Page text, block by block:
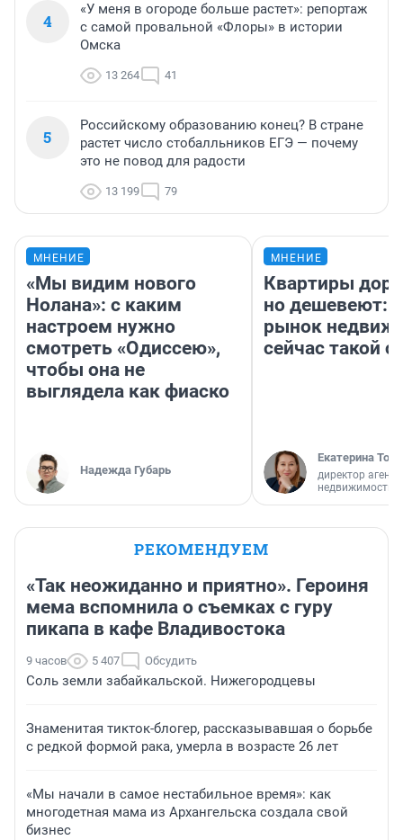
4
«У меня в огороде больше растет»: репортаж
с самой провальной «Флоры» в истории
Омска
13 264 41
5
Российскому образованию конец? В стране
растет число стобалльников ЕГЭ — почему
это не повод для радости
13 199 79
МНЕНИЕ
«Мы видим нового
Нолана»: с каким
настроем нужно
смотреть «Одиссею»,
чтобы она не
выглядела как фиаско
Надежда Губарь
МНЕНИЕ
Квартиры
но дешевеют:
рынок
сейчас такой
Екатерина
директор
недвижимости
РЕКОМЕНДУЕМ
«Так неожиданно и приятно». Героиня
мема вспомнила о съемках с гуру
пикапа в кафе Владивостока
9 часов 5 407 Обсудить
Соль земли забайкальской. Нижегородцевы
Знаменитая тикток-блогер, рассказывавшая о борьбе
с редкой формой рака, умерла в возрасте 26 лет
«Мы начали в самое нестабильное время»: как
многодетная мама из Архангельска создала свой
бизнес